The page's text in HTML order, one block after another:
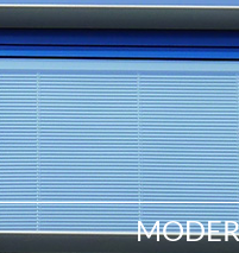
MODERNSTE